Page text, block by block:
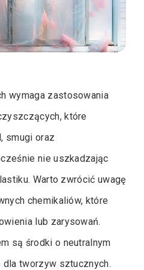
wymaga zastosowania
które
smugi oraz
nie uszkadzając
Warto zwrócić uwagę
chemikaliów, które
lub zarysowań.
są środki o neutralnym
tworzyw sztucznych.